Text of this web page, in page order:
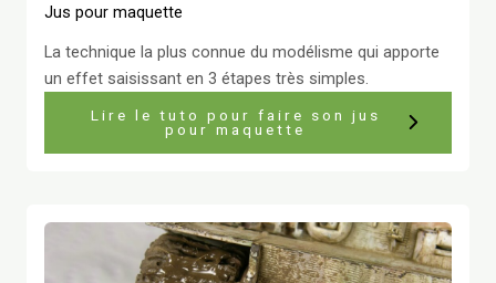
Jus pour maquette
La technique la plus connue du modélisme qui apporte
un effet saisissant en 3 étapes très simples.
Lire le tuto pour faire son jus
pour maquette